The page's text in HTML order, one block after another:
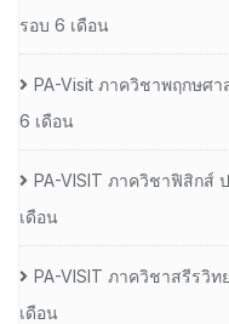
รอบ 6 เดือน
PA-Visit ภาควิชาพฤกษศ
6 เดือน
PA-VISIT ภาควิชาฟิสิกส์
เดือน
PA-VISIT ภาควิชาสรีรวิ
เดือน